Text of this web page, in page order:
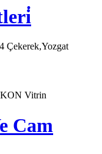
Çekerek,Yozgat
Vitrin
Cam